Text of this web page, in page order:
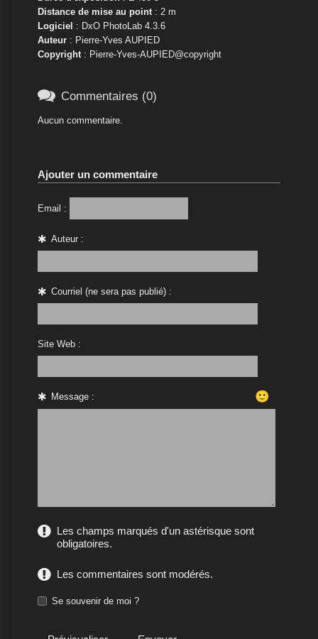
Distance de mise au point: 2 m
Logiciel : DxO PhotoLab 4.3.6
Auteur: Pierre-Yves AUPIED
Copyright: Pierre-Yves-AUPIED@copyright
 Commentaires (0)
Aucun commentaire.
Ajouter un commentaire
Email :
Auteur :
Courriel (ne sera pas publié) :
Site Web :
Message : 🙂
Les champs marqués d'un astérisque sont
obligatoires.
Les commentaires sont modérés.
Se souvenir de moi ?